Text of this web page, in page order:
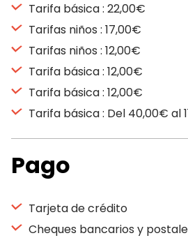
Tarifa básica : 22,00€
Tarifas niños : 17,00€
Tarifas niños : 12,00€
Tarifa básica : 12,00€
Tarifa básica : 12,00€
Tarifa básica : Del 40,00€ al
Pago
Tarjeta de crédito
Cheques bancarios y